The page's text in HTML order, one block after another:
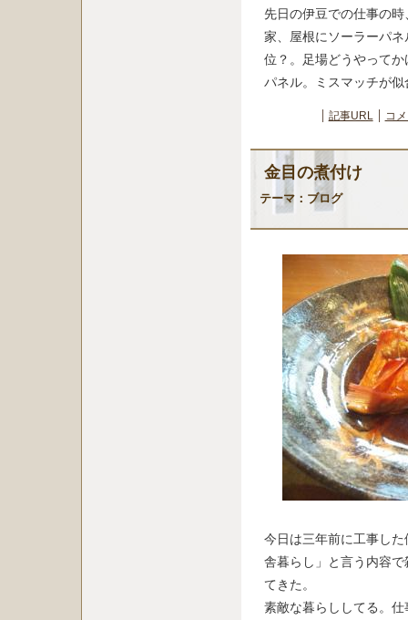
先日の伊豆での仕事の
家、屋根にソーラーパ
位？。足場どうやって
パネル。ミスマッチが似
記事URL コ
金目の煮付け
テーマ： ブログ
今日は三年前に工事し
舎暮らし」と言う内容
てきた。
素敵な暮らししてる。